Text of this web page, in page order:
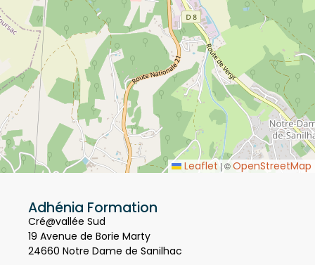
Leaflet | © OpenStreetMap
Adhénia Formation
Cré@vallée Sud
19 Avenue de Borie Marty
24660 Notre Dame de Sanilhac